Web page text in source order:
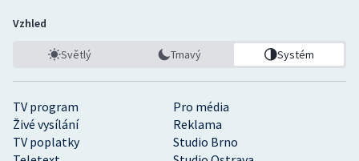
TV program
Pro média
Živé vysílání
Reklama
TV poplatky
Studio Brno
Vzhled
Světlý Tmavý Systém